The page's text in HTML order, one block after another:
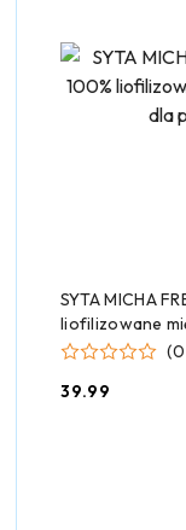
SYTA MICHA
liofilizowane
90g
Cena:
39.99